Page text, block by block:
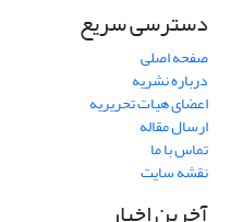
دسترسی سریع
صفحه اصلی
درباره نشریه
اعضای هیات تحریریه
ارسال مقاله
تماس با ما
نقشه سایت
آخرین اخبار